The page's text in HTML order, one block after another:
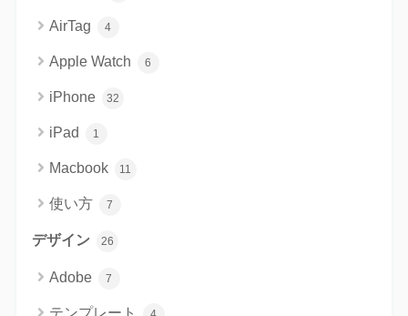
AirTag 4
Apple Watch 6
iPhone 32
iPad 1
Macbook 11
使い方 7
デザイン 26
Adobe 7